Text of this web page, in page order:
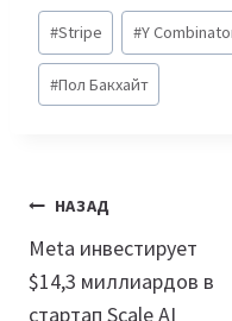
Метки
записи:
#Stripe #Y
#Пол Бакхайт
Навигация
по
записям
НАЗАД
Meta инвестирует
$14,3 миллиардов в
стартап Scale AI